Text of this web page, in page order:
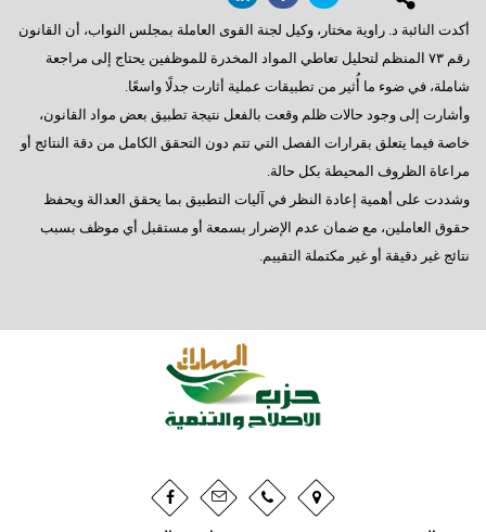
أكدت النائبة د. راوية مختار، وكيل لجنة القوى العاملة بمجلس النواب، أن القانون
رقم ٧٣ المنظم لتحليل تعاطي المواد المخدرة للموظفين يحتاج إلى مراجعة
شاملة، في ضوء ما أُثير من تطبيقات عملية أثارت جدلًا واسعًا.
وأشارت إلى وجود حالات ظلم وقعت بالفعل نتيجة تطبيق بعض مواد القانون،
خاصة فيما يتعلق بقرارات الفصل التي تتم دون التحقق الكامل من دقة النتائج أو
مراعاة الظروف المحيطة بكل حالة.
وشددت على أهمية إعادة النظر في آليات التطبيق بما يحقق العدالة ويحفظ
حقوق العاملين، مع ضمان عدم الإضرار بسمعة أو مستقبل أي موظف بسبب
نتائج غير دقيقة أو غير مكتملة التقييم.